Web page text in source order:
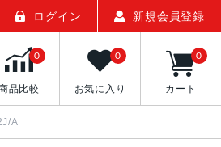
ログイン 新規会員登録
品比較
0
お気に入り
0
カート
0
A